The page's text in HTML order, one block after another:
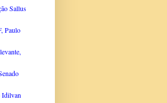
Sallus
Paulo
Idilvan